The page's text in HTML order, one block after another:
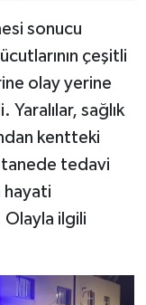
sonucu
çeşitli
olay yerine
sağlık
kentteki
tedavi
hayati
ilgili